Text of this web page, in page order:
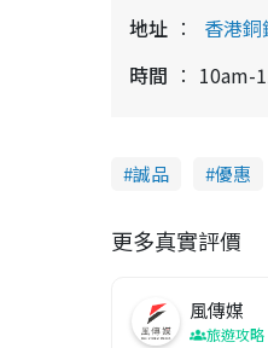
地址
香港
時間 10am-
誠品 優惠
更多真實評價
風傳媒
旅遊攻略